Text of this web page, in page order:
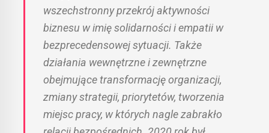
wszechstronny przekrój aktywności
biznesu w imię solidarności i empatii w
bezprecedensowej sytuacji. Także
działania wewnętrzne i zewnętrzne
obejmujące transformację organizacji,
zmiany strategii, priorytetów, tworzenia
miejsc pracy, w których nagle zabrakło